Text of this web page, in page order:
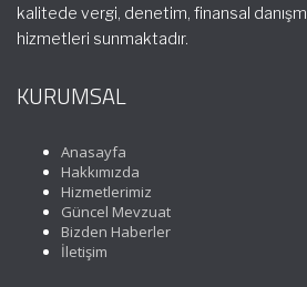
kalitede vergi, denetim, finansal
hizmetleri sunmaktadır.
KURUMSAL
Anasayfa
Hakkımızda
Hizmetlerimiz
Güncel Mevzuat
Bizden Haberler
İletişim